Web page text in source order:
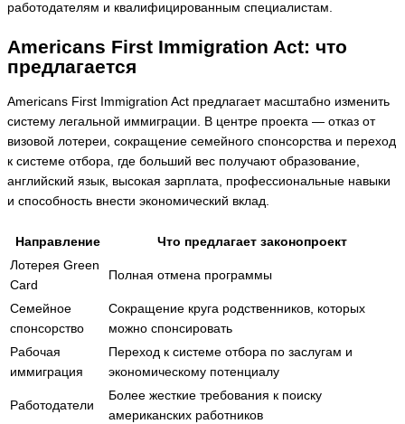
работодателям и квалифицированным специалистам.
Americans First Immigration Act: что
предлагается
Americans First Immigration Act предлагает масштабно изменить
систему легальной иммиграции. В центре проекта — отказ от
визовой лотереи, сокращение семейного спонсорства и переход
к системе отбора, где больший вес получают образование,
английский язык, высокая зарплата, профессиональные навыки
и способность внести экономический вклад.
Направление
Что предлагает законопроект
Лотерея Green
Card
Полная отмена программы
Семейное
спонсорство
Сокращение круга родственников, которых
можно спонсировать
Рабочая
иммиграция
Переход к системе отбора по заслугам и
экономическому потенциалу
Работодатели
Более жесткие требования к поиску
американских работников